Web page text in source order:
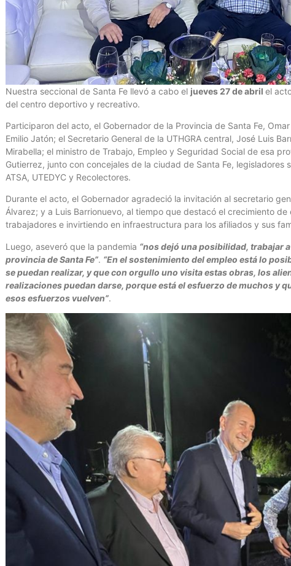
Nuestra seccional de Santa Fe llevó a cabo el jueves 27 de abril el
del centro deportivo y recreativo.
Participaron del acto, el Gobernador de la Provincia de Santa Fe,
Emilio Jatón; el Secretario General de la UTHGRA central, José Luis
Mirabella; el ministro de Trabajo, Empleo y Seguridad Social de esa
Gutierrez, junto con concejales de la ciudad de Santa Fe, legisladores
ATSA, UTEDYC y Recolectores.
Durante el acto, el Gobernador agradeció la invitación al secretario
Álvarez; y a Luis Barrionuevo, al tiempo que destacó el crecimiento
trabajadores e invirtiendo en infraestructura para los afiliados y sus
Luego, aseveró que la pandemia “nos dejó una posibilidad, trabajar
provincia de Santa Fe”. “En el sostenimiento del empleo está lo
se puedan realizar, y que con orgullo uno visita estas obras, los
realizaciones puedan darse, porque está el esfuerzo de muchos y
esos esfuerzos vuelven”.